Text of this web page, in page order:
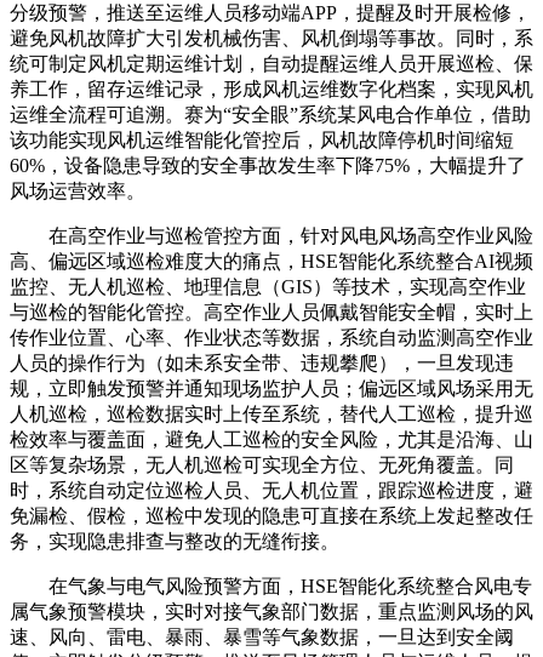
分级预警，推送至运维人员移动端APP，提醒及时开展检修，
避免风机故障扩大引发机械伤害、风机倒塌等事故。同时，系
统可制定风机定期运维计划，自动提醒运维人员开展巡检、保
养工作，留存运维记录，形成风机运维数字化档案，实现风机
运维全流程可追溯。赛为“安全眼”系统某风电合作单位，借助
该功能实现风机运维智能化管控后，风机故障停机时间缩短
60%，设备隐患导致的安全事故发生率下降75%，大幅提升了
风场运营效率。
在高空作业与巡检管控方面，针对风电风场高空作业风险
高、偏远区域巡检难度大的痛点，HSE智能化系统整合AI视频
监控、无人机巡检、地理信息（GIS）等技术，实现高空作业
与巡检的智能化管控。高空作业人员佩戴智能安全帽，实时上
传作业位置、心率、作业状态等数据，系统自动监测高空作业
人员的操作行为（如未系安全带、违规攀爬），一旦发现违
规，立即触发预警并通知现场监护人员；偏远区域风场采用无
人机巡检，巡检数据实时上传至系统，替代人工巡检，提升巡
检效率与覆盖面，避免人工巡检的安全风险，尤其是沿海、山
区等复杂场景，无人机巡检可实现全方位、无死角覆盖。同
时，系统自动定位巡检人员、无人机位置，跟踪巡检进度，避
免漏检、假检，巡检中发现的隐患可直接在系统上发起整改任
务，实现隐患排查与整改的无缝衔接。
在气象与电气风险预警方面，HSE智能化系统整合风电专
属气象预警模块，实时对接气象部门数据，重点监测风场的风
速、风向、雷电、暴雨、暴雪等气象数据，一旦达到安全阈